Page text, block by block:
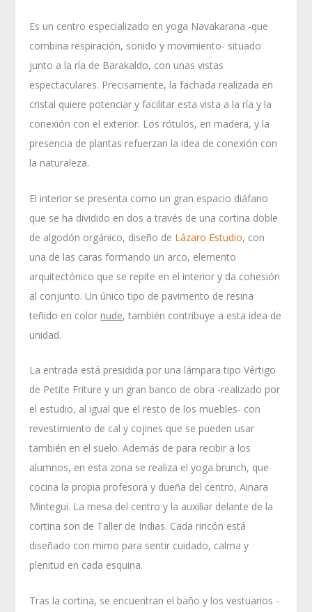
Es un centro especializado en yoga Navakarana -que
combina respiración, sonido y movimiento- situado
junto a la ría de Barakaldo, con unas vistas
espectaculares. Precisamente, la fachada realizada en
cristal quiere potenciar y facilitar esta vista a la ría y la
conexión con el exterior. Los rótulos, en madera, y la
presencia de plantas refuerzan la idea de conexión con
la naturaleza.
El interior se presenta como un gran espacio diáfano
que se ha dividido en dos a través de una cortina doble
de algodón orgánico, diseño de Lázaro Estudio, con
una de las caras formando un arco, elemento
arquitectónico que se repite en el interior y da cohesión
al conjunto. Un único tipo de pavimento de resina
teñido en color nude, también contribuye a esta idea de
unidad.
La entrada está presidida por una lámpara tipo Vértigo
de Petite Friture y un gran banco de obra -realizado por
el estudio, al igual que el resto de los muebles- con
revestimiento de cal y cojines que se pueden usar
también en el suelo. Además de para recibir a los
alumnos, en esta zona se realiza el yoga brunch, que
cocina la propia profesora y dueña del centro, Ainara
Mintegui. La mesa del centro y la auxiliar delante de la
cortina son de Taller de Indias. Cada rincón está
diseñado con mimo para sentir cuidado, calma y
plenitud en cada esquina.
Tras la cortina, se encuentran el baño y los vestuarios -